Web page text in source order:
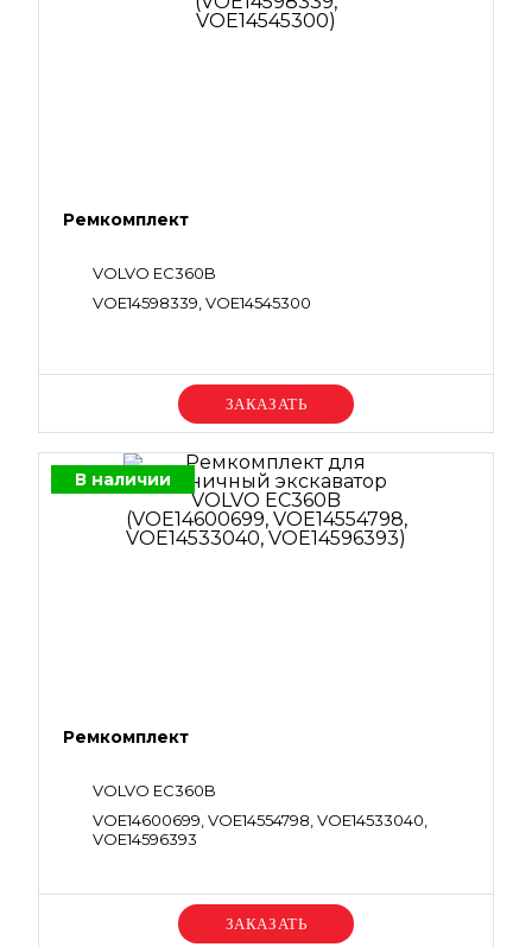
Ремкомплект
VOLVO EC360B
VOE14598339, VOE14545300
Уточняйте цену
В наличии
Ремкомплект
VOLVO EC360B
VOE14600699, VOE14554798, VOE14533040,
VOE14596393
Уточняйте цену